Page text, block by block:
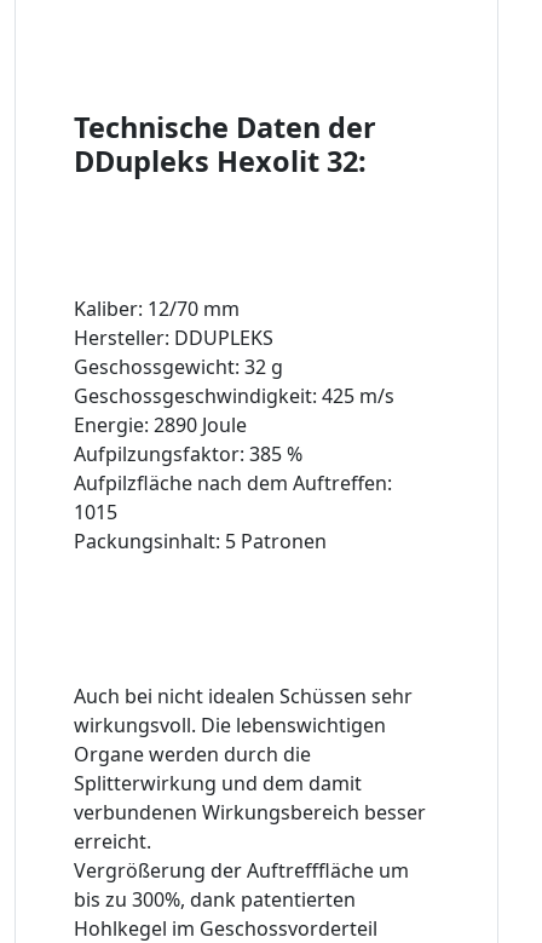
Technische Daten der
DDupleks Hexolit 32:
Kaliber: 12/70 mm
Hersteller: DDUPLEKS
Geschossgewicht: 32 g
Geschossgeschwindigkeit: 425 m/s
Energie: 2890 Joule
Aufpilzungsfaktor: 385 %
Aufpilzfläche nach dem Auftreffen:
1015
Packungsinhalt: 5 Patronen
Auch bei nicht idealen Schüssen sehr
wirkungsvoll. Die lebenswichtigen
Organe werden durch die
Splitterwirkung und dem damit
verbundenen Wirkungsbereich besser
erreicht.
Vergrößerung der Auftrefffläche um
bis zu 300%, dank patentierten
Hohlkegel im Geschossvorderteil